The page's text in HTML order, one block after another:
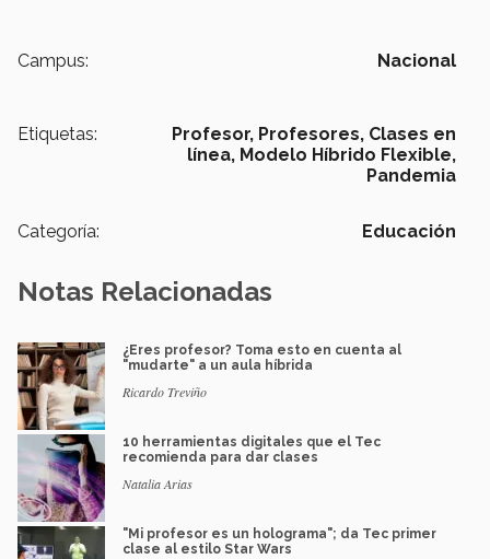
Campus: Nacional
Etiquetas: Profesor, Profesores, Clases en
línea, Modelo Híbrido Flexible,
Pandemia
Categoría: Educación
Notas Relacionadas
¿Eres profesor? Toma esto en cuenta al
"mudarte" a un aula híbrida
Ricardo Treviño
10 herramientas digitales que el Tec
recomienda para dar clases
Natalia Arias
"Mi profesor es un holograma"; da Tec primer
clase al estilo Star Wars